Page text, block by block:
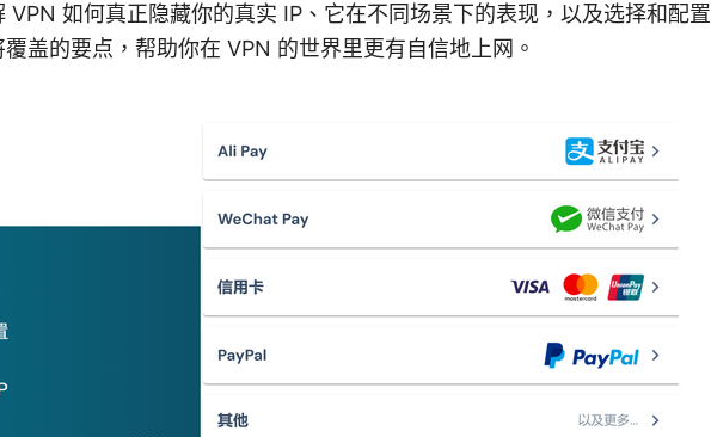
VPN 如何真正隐藏你的真实 IP、它在不同场景下的表现，以及选择和配置
盖的要点，帮助你在 VPN 的世界里更有自信地上网。